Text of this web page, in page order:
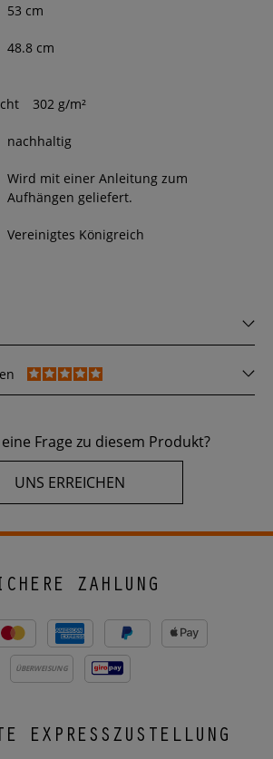
53 cm
48.8 cm
302 g/m²
nachhaltig
Wird mit einer Anleitung zum
Aufhängen geliefert.
Vereinigtes Königreich
Frage zu diesem Produkt?
UNS ERREICHEN
ZAHLUNG
ÜBERWEISUNG
EXPRESSZUSTELLUNG